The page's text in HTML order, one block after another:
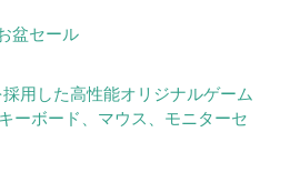
盆セール
用した高性能オリジナルゲーム
ーボード、マウス、モニターセ